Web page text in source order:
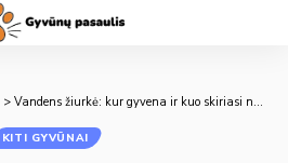
> Vandens žiurkė: kur gyvena ir kuo skiriasi nuo kitų rūšių?
KITI GYVŪNAI